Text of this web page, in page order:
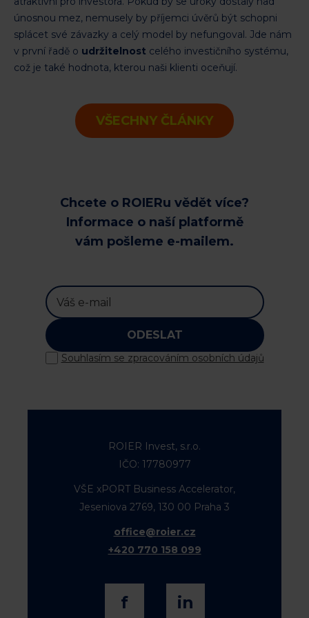
únosnou mez, nemusely by příjemci úvěrů být schopni
splácet své závazky a celý model by nefungoval. Jde nám
v první řadě o udržitelnost celého investičního systému,
což je také hodnota, kterou naši klienti oceňují.
VŠECHNY ČLÁNKY
Chcete o ROIERu vědět více?
Informace o naší platformě
vám pošleme e-mailem.
ODESLAT
Souhlasím se zpracováním osobních údajů
ROIER Invest, s.r.o.
IČO: 17780977
VŠE xPORT Business Accelerator,
Jeseniova 2769, 130 00 Praha 3
office@roier.cz
+420 770 158 099
f in